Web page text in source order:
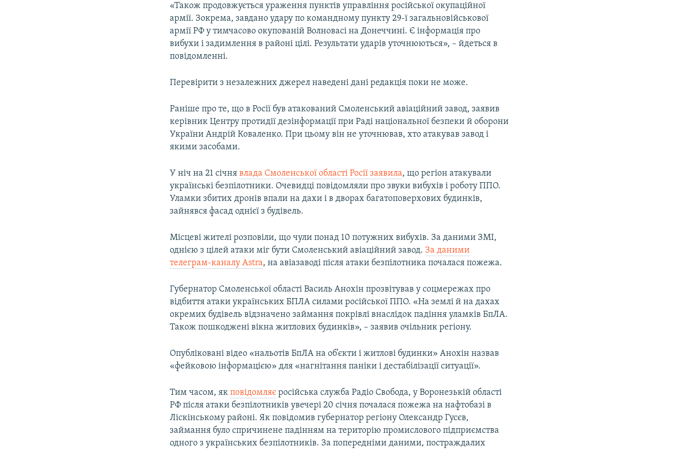
«Також продовжується ураження пунктів управління російської окупаційної
армії. Зокрема, завдано удару по командному пункту 29-ї загальновійськової
армії РФ у тимчасово окупованій Волновасі на Донеччині. Є інформація про
вибухи і задимлення в районі цілі. Результати ударів уточнюються», – йдеться в
повідомленні.
Перевірити з незалежних джерел наведені дані редакція поки не може.
Раніше про те, що в Росії був атакований Смоленський авіаційний завод, заявив
керівник Центру протидії дезінформації при Раді національної безпеки й оборони
України Андрій Коваленко. При цьому він не уточнював, хто атакував завод і
якими засобами.
У ніч на 21 січнявлада Смоленської області Росії заявила, що регіон атакували
українські безпілотники. Очевидці повідомляли про звуки вибухів і роботу ППО.
Уламки збитих дронів впали на дахи і в дворах багатоповерхових будинків,
зайнявся фасад однієї з будівель.
Місцеві жителі розповіли, що чули понад 10 потужних вибухів. За даними ЗМІ,
однією з цілей атаки міг бути Смоленський авіаційний завод. За даними
телеграм-каналу Astra, на авіазаводі після атаки безпілотника почалася пожежа.
Губернатор Смоленської області Василь Анохін прозвітував у соцмережах про
відбиття атаки українських БПЛА силами російської ППО. «На землі й на дахах
окремих будівель відзначено займання покрівлі внаслідок падіння уламків БпЛА.
Також пошкоджені вікна житлових будинків», – заявив очільник регіону.
Опубліковані відео «нальотів БпЛА на об’єкти і житлові будинки» Анохін назвав
«фейковою інформацією» для «нагнітання паніки і дестабілізації ситуації».
Тим часом, якповідомляє російська служба Радіо Свобода, у Воронезькій області
РФ після атаки безпілотників увечері 20 січня почалася пожежа на нафтобазі в
Ліскінському районі. Як повідомив губернатор регіону Олександр Гусєв,
займання було спричинене падінням на територію промислового підприємства
одного з українських безпілотників. За попередніми даними, постраждалих